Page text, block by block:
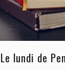
Le lundi de